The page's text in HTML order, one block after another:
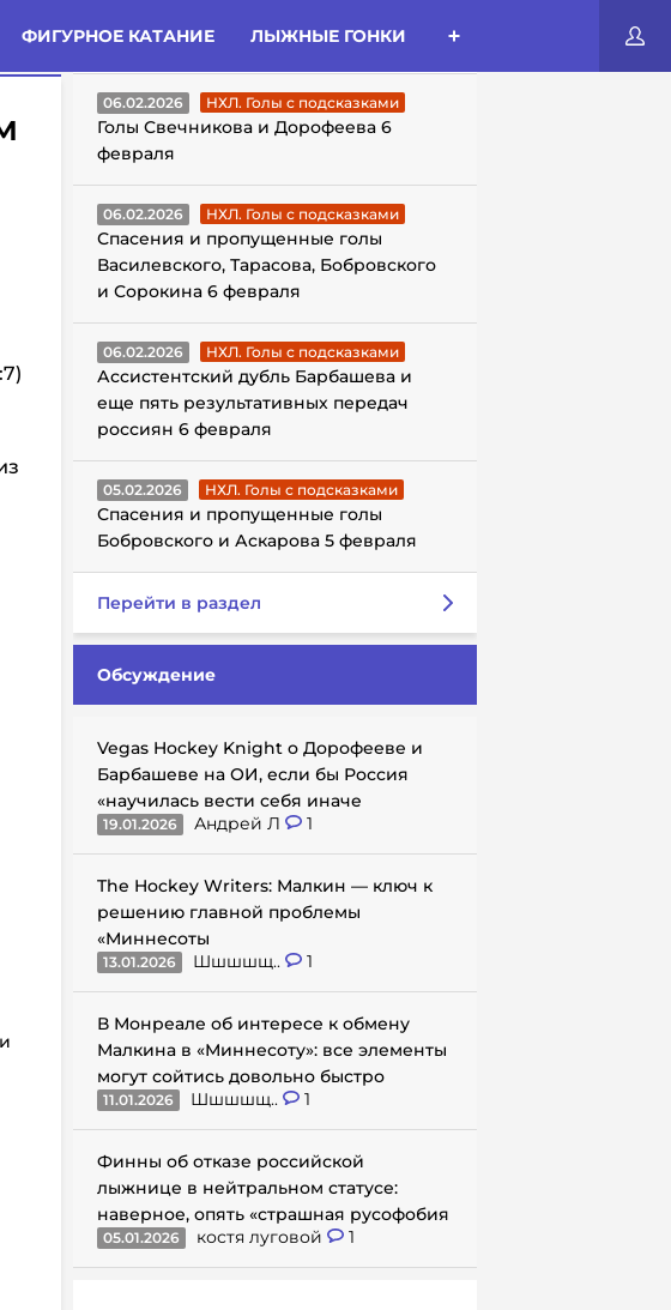
ФИГУРНОЕ КАТАНИЕ ЛЫЖНЫЕ ГОНКИ
ГОЛЫ С ПОДСКАЗКАМИ
06.02.2026 НХЛ. Голы с подсказками
Голы Свечникова и Дорофеева 6
февраля
06.02.2026 НХЛ. Голы с подсказками
Спасения и пропущенные голы
Василевского, Тарасова, Бобровского
и Сорокина 6 февраля
06.02.2026 НХЛ. Голы с подсказками
Ассистентский дубль Барбашева и
еще пять результативных передач
россиян 6 февраля
05.02.2026 НХЛ. Голы с подсказками
Спасения и пропущенные голы
Бобровского и Аскарова 5 февраля
Перейти в раздел
Обсуждение
Vegas Hockey Knight о Дорофееве и
Барбашеве на ОИ, если бы Россия
«научилась вести себя иначе
19.01.2026 Андрей Л 1
The Hockey Writers: Малкин — ключ к
решению главной проблемы
«Миннесоты
13.01.2026 Шшшшщ.. 1
В Монреале об интересе к обмену
Малкина в «Миннесоту»: все элементы
могут сойтись довольно быстро
11.01.2026 Шшшшщ.. 1
Финны об отказе российской
лыжнице в нейтральном статусе:
наверное, опять «страшная русофобия
05.01.2026 костя луговой 1